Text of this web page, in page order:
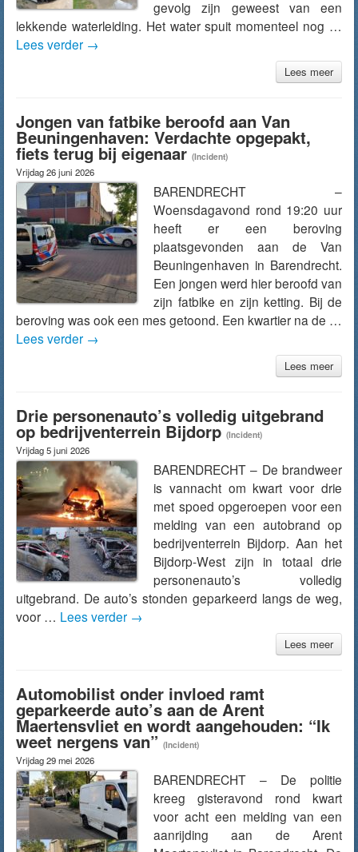
gevolg zijn geweest van een
lekkende waterleiding. Het water spuit momenteel nog …
Lees verder →
Lees meer
Jongen van fatbike beroofd aan Van
Beuningenhaven: Verdachte opgepakt,
fiets terug bij eigenaar (Incident)
Vrijdag 26 juni 2026
BARENDRECHT –
Woensdagavond rond 19:20 uur
heeft er een beroving
plaatsgevonden aan de Van
Beuningenhaven in Barendrecht.
Een jongen werd hier beroofd van
zijn fatbike en zijn ketting. Bij de
beroving was ook een mes getoond. Een kwartier na de …
Lees verder →
Lees meer
Drie personenauto’s volledig uitgebrand
op bedrijventerrein Bijdorp (Incident)
Vrijdag 5 juni 2026
BARENDRECHT – De brandweer
is vannacht om kwart voor drie
met spoed opgeroepen voor een
melding van een autobrand op
bedrijventerrein Bijdorp. Aan het
Bijdorp-West zijn in totaal drie
personenauto’s volledig
uitgebrand. De auto’s stonden geparkeerd langs de weg,
voor … Lees verder →
Lees meer
Automobilist onder invloed ramt
geparkeerde auto’s aan de Arent
Maertensvliet en wordt aangehouden: “Ik
weet nergens van” (Incident)
Vrijdag 29 mei 2026
BARENDRECHT – De politie
kreeg gisteravond rond kwart
voor acht een melding van een
aanrijding aan de Arent